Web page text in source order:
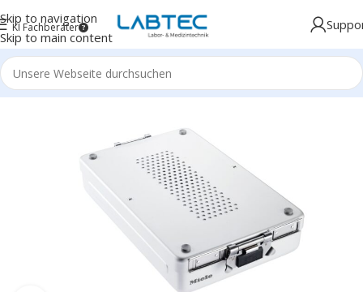
Skip to navigation
Skip to main content
KI Fachberater